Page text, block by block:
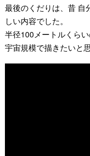
最後のくだりは、昔 自
しい内容でした。
半径100メートルくら
宇宙規模で描きたいと